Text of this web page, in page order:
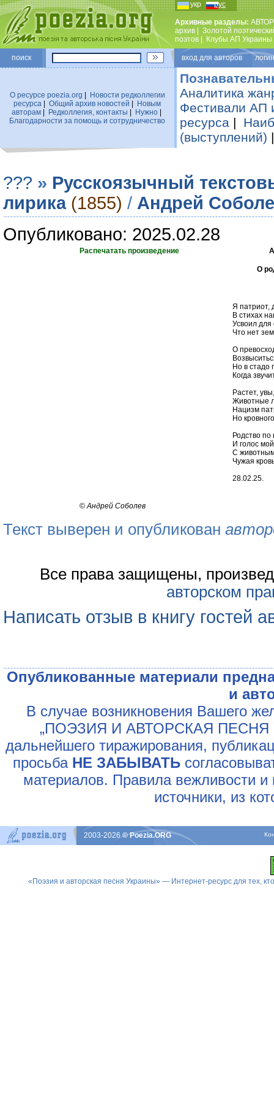
укр рус
Архивные разделы:
архив
Золотой
поэтов
Клубы АП Украины
поиск вход для авторов
О ресурсе poezia.org
Новости редколлегии
ресурса
Общий архив новостей
Новым
авторам| Редколлегия, контакты Нужно|
Благодарности за помощь и сотрудничество
Аналитика
Фестивали АП
ресурса |
(выступлений)
??? » Русскоязычный
лирика (1855) / Андрей
Опубликовано: 2025.02.28
Распечатать произведение
О
Я патриот,
В стихах
Усвоил для
Что нет
О
Но в стадо
Когда
Растет,
Животные
Нацизм
Но
Родство
И голос
С
Чужая
28.02.25.
©Андрей Соболев
Текст выверен и опубликован
Все права защищены,
авторском
Написать отзыв в книгу гостей
Опубликованные материали
и
В случае возникновения Вашего
„ПОЭЗИЯ И АВТОРСКАЯ ПЕСНЯ
дальнейшего тиражирования,
просьба НЕ ЗАБЫВАТЬ
материалов. Правила вежливости и
источники, из
2003-2026© Poezia.ORG
«Поэзия и авторская песня Украины» — Интернет-ресурс для тех,